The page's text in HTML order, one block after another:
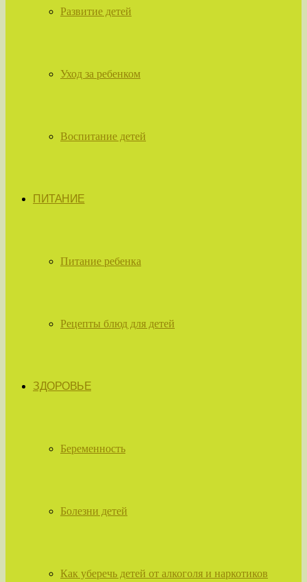
Развитие детей
Уход за ребенком
Воспитание детей
ПИТАНИЕ
Питание ребенка
Рецепты блюд для детей
ЗДОРОВЬЕ
Беременность
Болезни детей
Как уберечь детей от алкоголя и наркотиков